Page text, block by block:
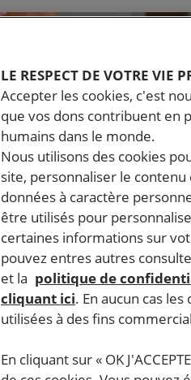
LE RESPECT DE VOTRE VIE
Accepter les cookies, c'est
que vos dons contribuent en
humains dans le monde.
Nous utilisons des cookies
site, personnaliser le
données à caractère
être utilisés pour
certaines informations sur
pouvez entres autres
et la politique de
cliquant ici. En aucun cas
utilisées à des fins
En cliquant sur « OK